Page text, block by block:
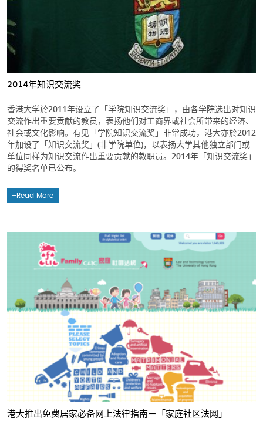
2014年知识交流奖
香港大学於2011年设立了「学院知识交流奖」，由各学院选出对知识
交流作出重要贡献的教员，表扬他们对工商界或社会所带来的经济、
社会或文化影响。有见「学院知识交流奖」非常成功，港大亦於2012
年加设了「知识交流奖」(非学院单位)，以表扬大学其他独立部门或
单位同样为知识交流作出重要贡献的教职员。2014年「知识交流奖」
的得奖名单已公布。
Read More
港大推出免费居家必备网上法律指南－「家庭社区法网」